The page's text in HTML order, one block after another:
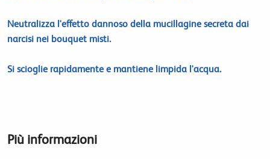
Neutralizza l'effetto dannoso della mucillagine secreta dai
narcisi nei bouquet misti.
Si scioglie rapidamente e mantiene limpida l'acqua.
Più informazioni